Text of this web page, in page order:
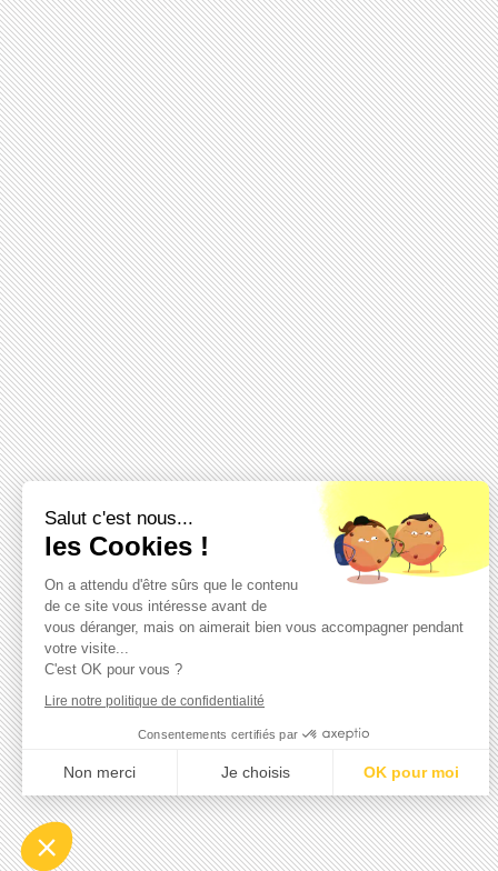
Salut c'est nous...
les Cookies !
On a attendu d'être sûrs que le contenu
de ce site vous intéresse avant de
vous déranger, mais on aimerait bien vous accompagner pendant
votre visite...
C'est OK pour vous ?
Lire notre politique de confidentialité
Consentements certifiés par
Non merci Je choisis OK pour moi
Axeptio consent
Plateforme de Gestion du Consentement : Personnalisez